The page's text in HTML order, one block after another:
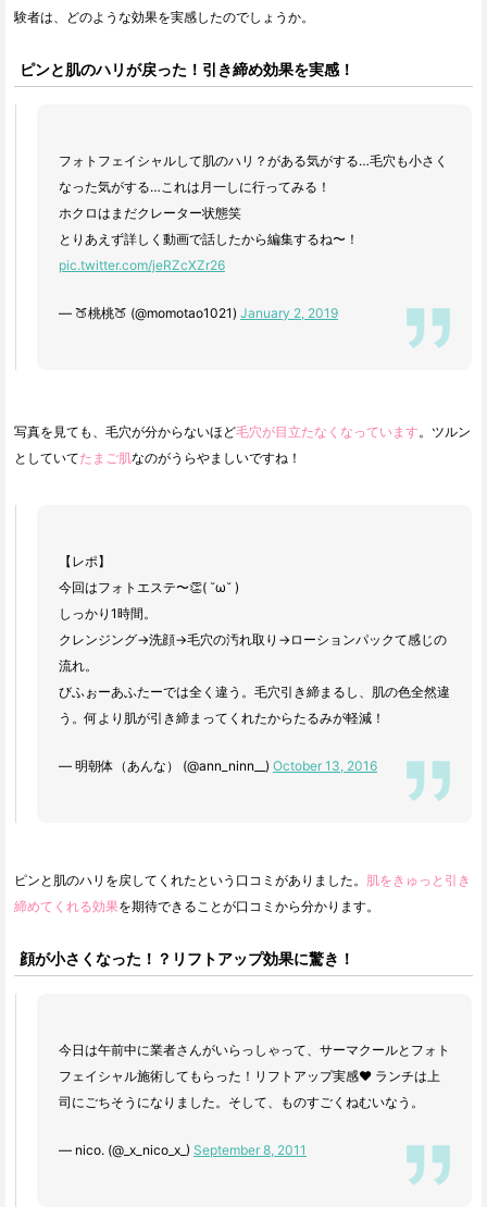
験者は、どのような効果を実感したのでしょうか。
ピンと肌のハリが戻った！引き締め効果を実感！
フォトフェイシャルして肌のハリ？がある気がする…毛穴も小さく
なった気がする…これは月一しに行ってみる！
ホクロはまだクレーター状態笑
とりあえず詳しく動画で話したから編集するね〜！
pic.twitter.com/jeRZcXZr26
— 🍑桃桃🍑 (@momotao1021) January 2, 2019
写真を見ても、毛穴が分からないほど毛穴が目立たなくなっています 。ツルン
としていてたまご肌なのがうらやましいですね！
【レポ】
今回はフォトエステ〜👏( ˘ω˘ )
しっかり1時間。
クレンジング→洗顔→毛穴の汚れ取り→ローションパックて感じの
流れ。
びふぉーあふたーでは全く違う。毛穴引き締まるし、肌の色全然違
う。何より肌が引き締まってくれたからたるみが軽減！
— 明朝体（あんな） (@ann_ninn__) October 13, 2016
ピンと肌のハリを戻してくれたという口コミがありました。 肌をきゅっと引き
締めてくれる効果を期待できることが口コミから分かります。
顔が小さくなった！？リフトアップ効果に驚き！
今日は午前中に業者さんがいらっしゃって、サーマクールとフォト
フェイシャル施術してもらった！リフトアップ実感♥ ランチは上
司にごちそうになりました。そして、ものすごくねむいなう。
— nico. (@_x_nico_x_) September 8, 2011